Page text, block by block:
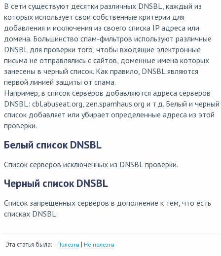
В сети существуют десятки различных DNSBL, каждый из
которых использует свои собственные критерии для
добавления и исключения из своего списка IP адреса или
домена. Большинство спам-фильтров используют различные
DNSBL для проверки того, чтобы входящие электронные
письма не отправлялись с сайтов, доменные имена которых
занесены в черный список. Как правило, DNSBL являются
первой линией защиты от спама.
Например, в список серверов добавляются адреса серверов
DNSBL: cbl.abuseat.org, zen.spamhaus.org и т.д. Белый и черный
список добавляет или убирает определенные адреса из этой
проверки.
Белый список DNSBL
Список серверов исключенных из DNSBL проверки.
Черный список DNSBL
Список запрещенных серверов в дополнение к тем, что есть
списках DNSBL.
Эта статья была: Полезна | Не полезна